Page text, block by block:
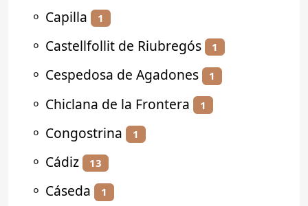
⚬ Capilla 1
⚬ Castellfollit de Riubregós 1
⚬ Cespedosa de Agadones 1
⚬ Chiclana de la Frontera 1
⚬ Congostrina 1
⚬ Cádiz 13
⚬ Cáseda 1